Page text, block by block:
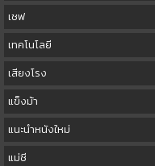
เชฟ
เทคโนโลยี
เสียงโรง
แข็งม้า
แนะนำหนังใหม่
แม่ชี